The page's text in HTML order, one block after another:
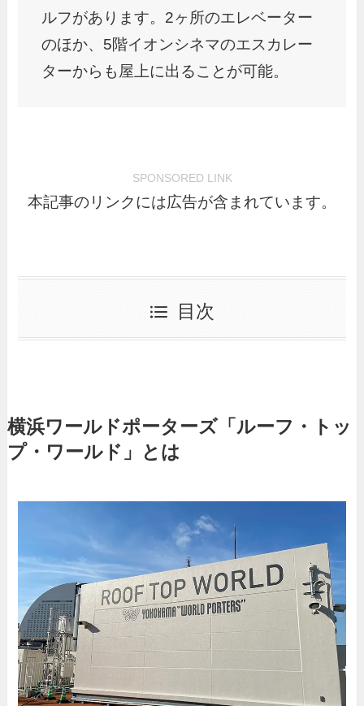
ルフがあります。2ヶ所のエレベーター
のほか、5階イオンシネマのエスカレー
ターからも屋上に出ることが可能。
SPONSORED LINK
本記事のリンクには広告が含まれています。
目次
横浜ワールドポーターズ「ルーフ・トッ
プ・ワールド」とは